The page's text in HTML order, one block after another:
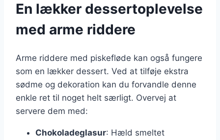
En lækker dessertoplevelse
med arme riddere
Arme riddere med piskefløde kan også fungere
som en lækker dessert. Ved at tilføje ekstra
sødme og dekoration kan du forvandle denne
enkle ret til noget helt særligt. Overvej at
servere dem med:
Chokoladeglasur: Hæld smeltet